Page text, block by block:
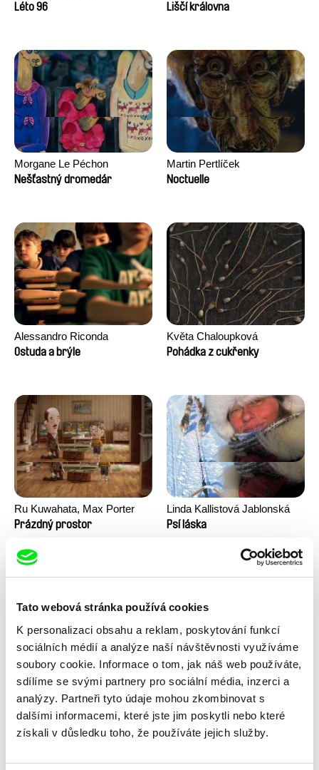
Tato webová stránka používá cookies
K personalizaci obsahu a reklam, poskytování funkcí
sociálních médií a analýze naší návštěvnosti využíváme
soubory cookie. Informace o tom, jak náš web používáte,
sdílíme se svými partnery pro sociální média, inzerci a
analýzy. Partneři tyto údaje mohou zkombinovat s
dalšími informacemi, které jste jim poskytli nebo které
získali v důsledku toho, že používáte jejich služby.
Léto 96
Liščí královna
Morgane Le Péchon
Nešťastný dromedár
Martin Pertlíček
Noctuelle
Alessandro Riconda
Ostuda a brýle
Květa Chaloupková
(Přibylová)
Pohádka z cukřenky
Ru Kuwahata, Max Porter
Prázdný prostor
Linda Kallistová Jablonská
Psí láska
Taye Cimon, Pierre Coëz,
Julie Groux, Sandra Leydier,
Manuarii Morel, Romain
Seisson
Růžový kód
Katarzyna K. Pieróg
Sestra